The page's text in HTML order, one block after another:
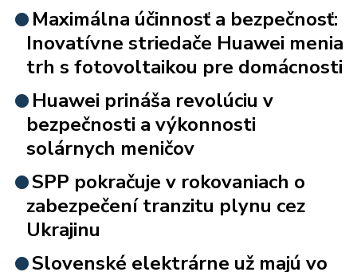
Maximálna účinnosť a bezpečnosť:
Inovatívne striedače Huawei menia
trh s fotovoltaikou pre domácnosti
Huawei prináša revolúciu v
bezpečnosti a výkonnosti
solárnych meničov
SPP pokračuje v rokovaniach o
zabezpečení tranzitu plynu cez
Ukrajinu
Slovenské elektrárne už majú vo